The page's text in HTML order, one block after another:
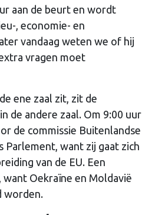
aan de beurt en wordt
, economie- en
vandaag weten we of hij
vragen moet
ene zaal zit, zit de
de andere zaal. Om 9:00 uur
de commissie Buitenlandse
Parlement, want zij gaat zich
van de EU. Een
Oekraïne en Moldavië
worden.